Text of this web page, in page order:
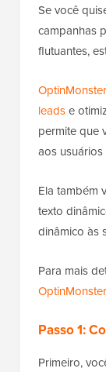
Se você
campanhas
flutuantes,
OptinMonster
leadse
permite que
aos
Ela também
texto
dinâmico às
Para mais
OptinMonster
Passo 1:
Primeiro,